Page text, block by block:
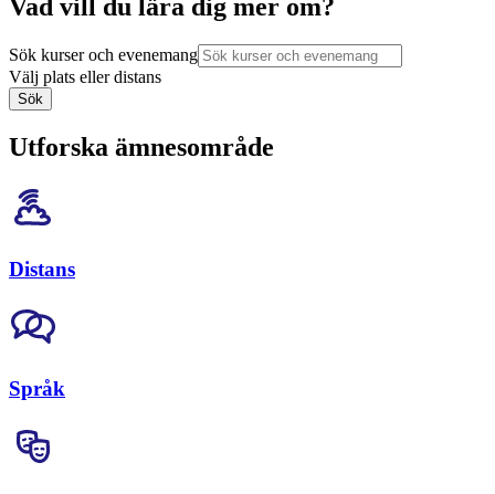
Vad vill du lära dig mer om?
Sök kurser och evenemang
Välj plats eller distans
Sök
Utforska ämnesområde
Distans
Språk